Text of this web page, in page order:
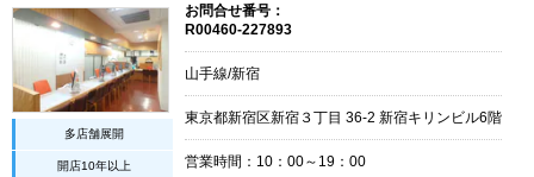
多店舗展開
開店10年以上
お問合せ番号：
R00460-227893
山手線/新宿
東京都新宿区新宿３丁目 36-2 新宿キリンビル6階
営業時間：10：00～19：00